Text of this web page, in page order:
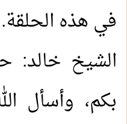
في هذه الحلقة.
الشيخ خالد:
بكم، وأسأل